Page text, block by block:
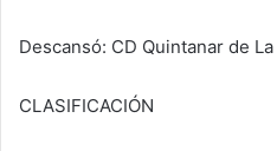
Descansó: CD Quintanar de
CLASIFICACIÓN